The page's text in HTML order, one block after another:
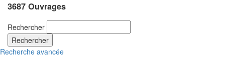
3687 Ouvrages
Rechercher
Rechercher
Recherche avancée